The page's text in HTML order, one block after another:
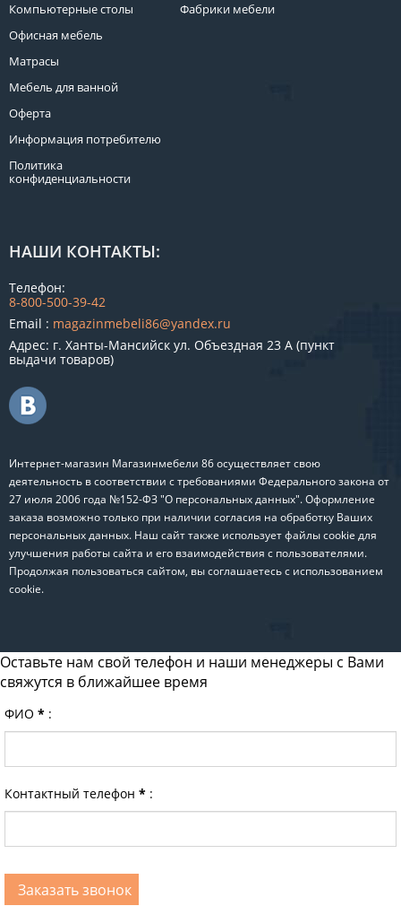
Компьютерные столы
Офисная мебель
Матрасы
Мебель для ванной
Оферта
Информация потребителю
Политика
конфиденциальности
Фабрики мебели
НАШИ КОНТАКТЫ:
Телефон:
8-800-500-39-42
Email : magazinmebeli86@yandex.ru
Адрес: г. Ханты-Мансийск ул. Объездная 23 А (пункт
выдачи товаров)
Интернет-магазин Магазинмебели 86 осуществляет свою
деятельность в соответствии с требованиями Федерального закона от
27 июля 2006 года №152-ФЗ "О персональных данных". Оформление
заказа возможно только при наличии согласия на обработку Ваших
персональных данных. Наш сайт также использует файлы cookie для
улучшения работы сайта и его взаимодействия с пользователями.
Продолжая пользоваться сайтом, вы соглашаетесь с использованием
cookie.
Оставьте нам свой телефон и наши менеджеры с Вами
свяжутся в ближайшее время
ФИО * :
Контактный телефон * :